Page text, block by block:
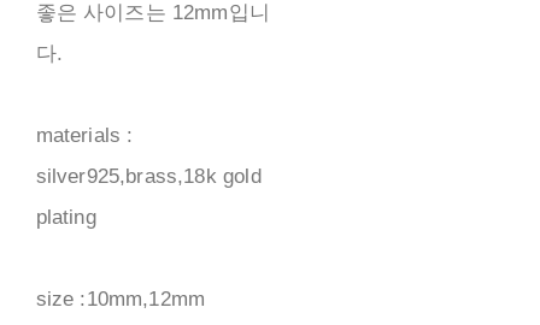
좋은 사이즈는 12mm입니
다.
materials :
silver925,brass,18k gold
plating
size :10mm,12mm